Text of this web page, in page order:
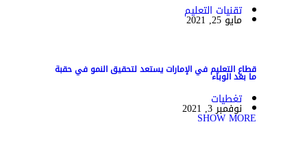
تقنيات التعليم
مايو 25, 2021
قطاع التعليم في الإمارات يستعد لتحقيق النمو في حقبة
ما بعد الوباء
تغطيات
نوفمبر 3, 2021
SHOW MORE